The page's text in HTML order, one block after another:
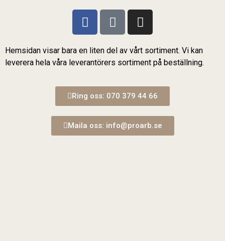
Hemsidan visar bara en liten del av vårt sortiment. Vi kan
leverera hela våra leverantörers sortiment på beställning.
Ring oss: 070 379 44 66
Maila oss: info@proarb.se